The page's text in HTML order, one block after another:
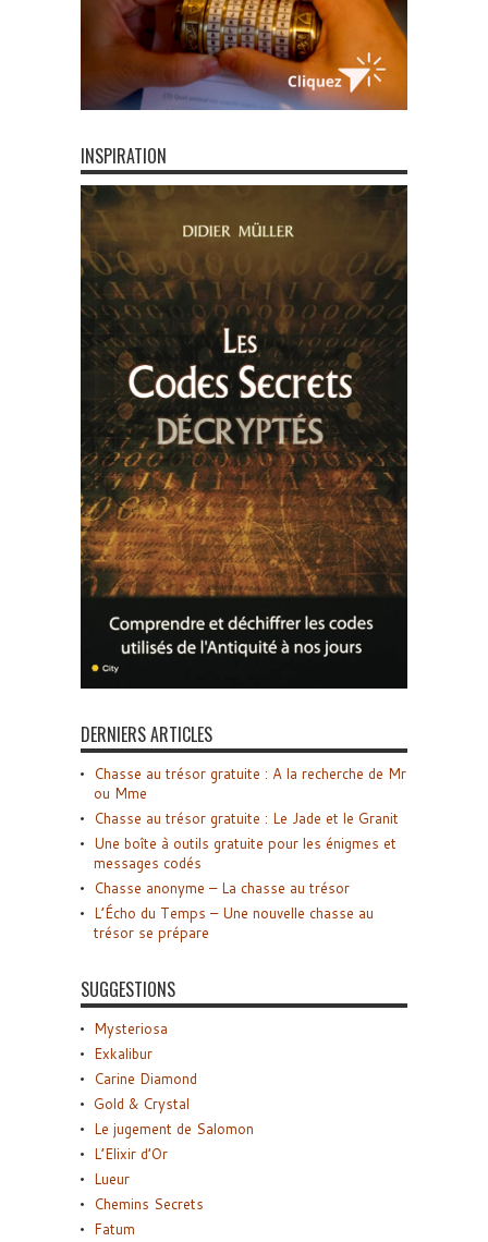
INSPIRATION
DERNIERS ARTICLES
Chasse au trésor gratuite : A la recherche de Mr
ou Mme
Chasse au trésor gratuite : Le Jade et le Granit
Une boîte à outils gratuite pour les énigmes et
messages codés
Chasse anonyme – La chasse au trésor
L’Écho du Temps – Une nouvelle chasse au
trésor se prépare
SUGGESTIONS
Mysteriosa
Exkalibur
Carine Diamond
Gold & Crystal
Le jugement de Salomon
L’Elixir d’Or
Lueur
Chemins Secrets
Fatum